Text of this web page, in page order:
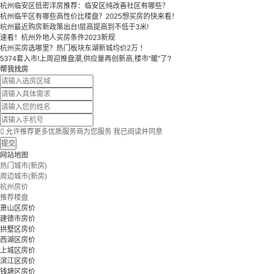
杭州临安区低密洋房推荐：临安区纯改善社区有哪些？
​​杭州临平区有哪些高性价比楼盘？2025想买房的快来看！​
杭州最近购房新政策出台!层高提高到不低于3米!
速看！杭州外地人买房条件2023新规
杭州买房选哪里？热门板块东湖新城均价2万 ！
5374套入市!上周迎推盘潮,供应量再创新高,楼市“暖”了?
帮我找房
 允许推荐更多优质服务商为您服务 我已阅读并同意
提交
网站地图
热门城市(新房)
周边城市(新房)
杭州房价
推荐楼盘
萧山区房价
建德市房价
拱墅区房价
西湖区房价
上城区房价
滨江区房价
钱塘区房价